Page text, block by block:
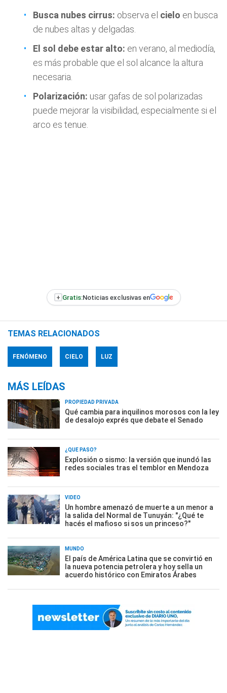
Busca nubes cirrus: observa el cielo en busca
de nubes altas y delgadas.
El sol debe estar alto: en verano, al mediodía,
es más probable que el sol alcance la altura
necesaria.
Polarización: usar gafas de sol polarizadas
puede mejorar la visibilidad, especialmente si el
arco es tenue.
+ Gratis:Noticias exclusivas en
TEMAS RELACIONADOS
FENÓMENO CIELO LUZ
MÁS LEÍDAS
PROPIEDAD PRIVADA
Qué cambia para inquilinos morosos con la ley
de desalojo exprés que debate el Senado
¿QUÉ PASÓ?
Explosión o sismo: la versión que inundó las
redes sociales tras el temblor en Mendoza
VIDEO
Un hombre amenazó de muerte a un menor a
la salida del Normal de Tunuyán: "¿Qué te
hacés el mafioso si sos un princeso?"
MUNDO
El país de América Latina que se convirtió en
la nueva potencia petrolera y hoy sella un
acuerdo histórico con Emiratos Árabes